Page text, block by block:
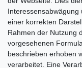
einer korrekten
Rahmen der Nutzung
vorgesehenen
beschrieben erhoben
verarbeitet. Eine